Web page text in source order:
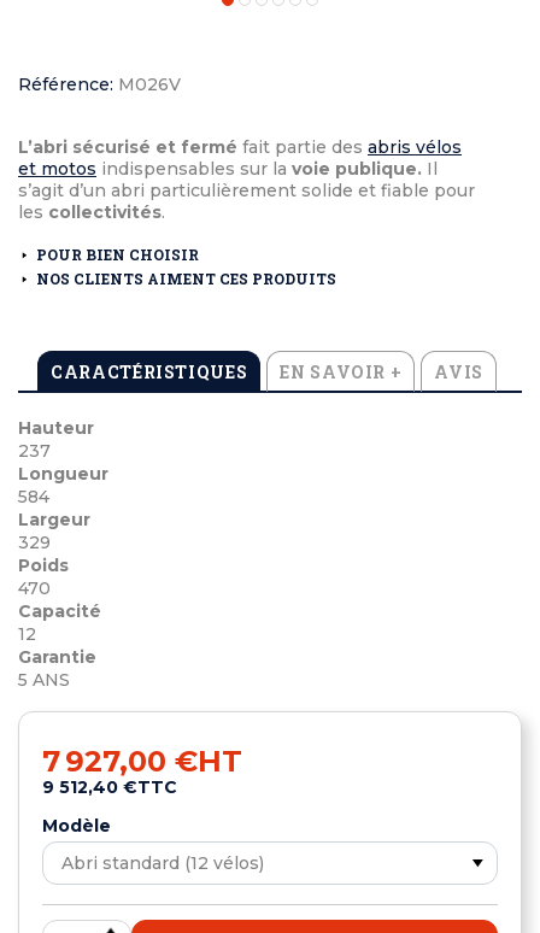
Référence: M026V
L’abri sécurisé et fermé fait partie des abris vélos
et motos indispensables sur la voie publique. Il
s’agit d’un abri particulièrement solide et fiable pour
les collectivités.
POUR BIEN CHOISIR
NOS CLIENTS AIMENT CES PRODUITS
CARACTÉRISTIQUES EN SAVOIR + AVIS
Hauteur
237
Longueur
584
Largeur
329
Poids
470
Capacité
12
Garantie
5 ANS
7 927,00 €HT
9 512,40 €TTC
Modèle